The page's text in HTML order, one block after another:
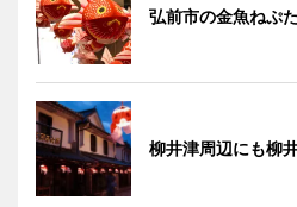
弘前市の金魚ねぷ
柳井津周辺にも柳